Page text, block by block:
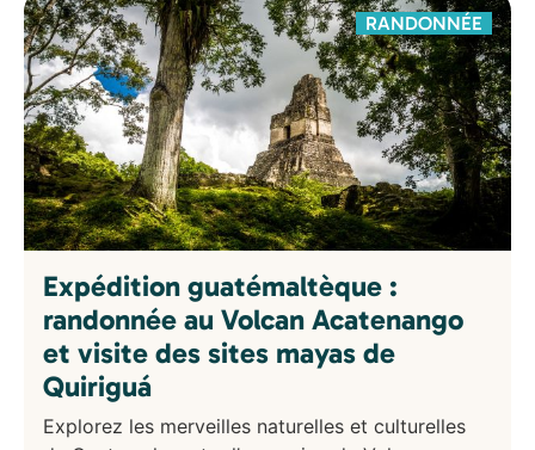
RANDONNÉE
Expédition guatémaltèque :
randonnée au Volcan Acatenango
et visite des sites mayas de
Quiriguá
Explorez les merveilles naturelles et culturelles